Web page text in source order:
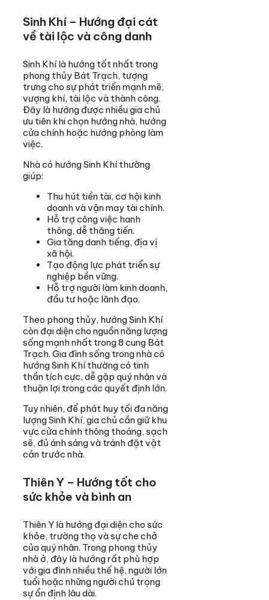
Sinh Khí – Hướng đại cát
về tài lộc và công danh
Sinh Khí là hướng tốt nhất trong
phong thủy Bát Trạch, tượng
trưng cho sự phát triển mạnh mẽ,
vượng khí, tài lộc và thành công.
Đây là hướng được nhiều gia chủ
ưu tiên khi chọn hướng nhà, hướng
cửa chính hoặc hướng phòng làm
việc.
Nhà có hướng Sinh Khí thường
giúp:
Thu hút tiền tài, cơ hội kinh
doanh và vận may tài chính.
Hỗ trợ công việc hanh
thông, dễ thăng tiến.
Gia tăng danh tiếng, địa vị
xã hội.
Tạo động lực phát triển sự
nghiệp bền vững.
Hỗ trợ người làm kinh doanh,
đầu tư hoặc lãnh đạo.
Theo phong thủy, hướng Sinh Khí
còn đại diện cho nguồn năng lượng
sống mạnh nhất trong 8 cung Bát
Trạch. Gia đình sống trong nhà có
hướng Sinh Khí thường có tinh
thần tích cực, dễ gặp quý nhân và
thuận lợi trong các quyết định lớn.
Tuy nhiên, để phát huy tối đa năng
lượng Sinh Khí, gia chủ cần giữ khu
vực cửa chính thông thoáng, sạch
sẽ, đủ ánh sáng và tránh đặt vật
cản trước nhà.
Thiên Y – Hướng tốt cho
sức khỏe và bình an
Thiên Y là hướng đại diện cho sức
khỏe, trường thọ và sự che chở
của quý nhân. Trong phong thủy
nhà ở, đây là hướng rất phù hợp
với gia đình nhiều thế hệ, người lớn
tuổi hoặc những người chú trọng
sự ổn định lâu dài.